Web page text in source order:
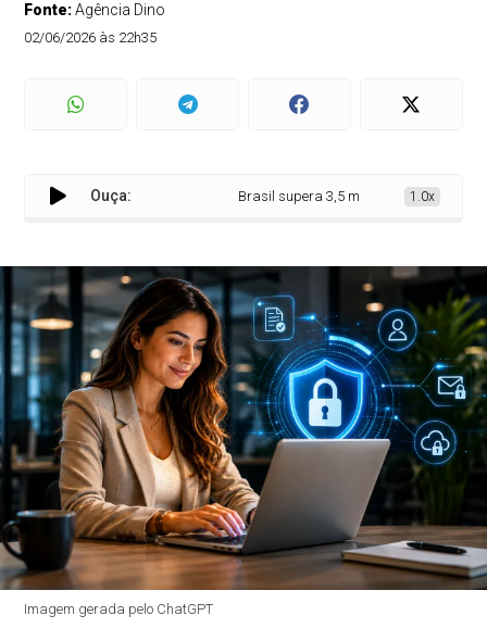
Fonte:Agência Dino
02/06/2026 às 22h35
Ouça: Brasil supera 3,5 milhões de assinaturas
1.0x
Imagem gerada pelo ChatGPT